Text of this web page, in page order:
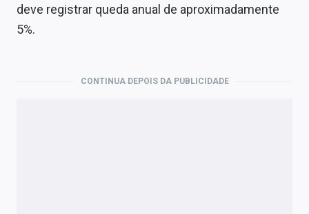
deve registrar queda anual de aproximadamente
5%.
CONTINUA DEPOIS DA PUBLICIDADE